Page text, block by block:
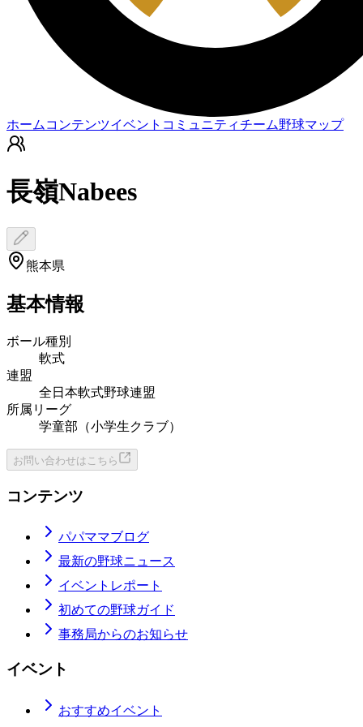
ホーム コンテンツイベント コミュニティチーム野球マップ
長嶺Nabees
熊本県
基本情報
ボール種別
軟式
連盟
全日本軟式野球連盟
所属リーグ
学童部（小学生クラブ）
お問い合わせはこちら
コンテンツ
パパママブログ
最新の野球ニュース
イベントレポート
初めての野球ガイド
事務局からのお知らせ
イベント
おすすめイベント